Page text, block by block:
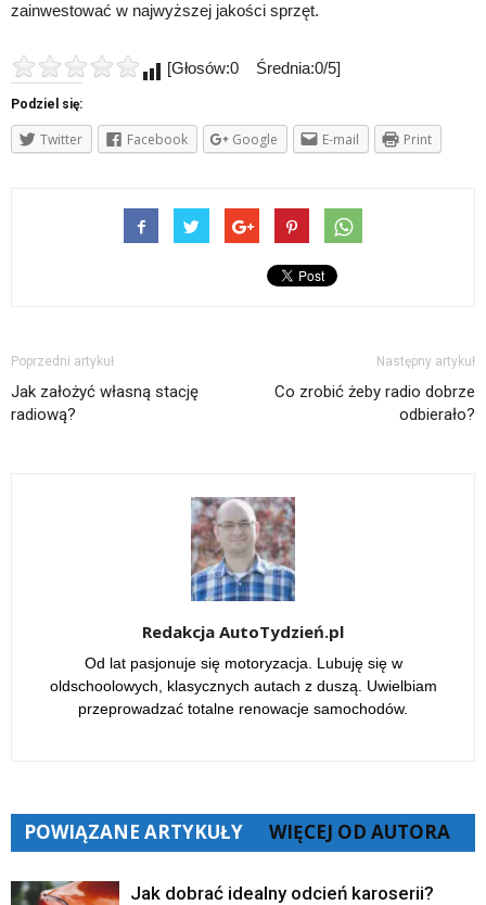
zainwestować w najwyższej jakości sprzęt.
[Głosów:0 Średnia:0/5]
Podziel się:
Twitter Facebook Google E-mail Print
Poprzedni artykuł
Jak założyć własną stację
radiową?
Następny artykuł
Co zrobić żeby radio dobrze
odbierało?
Redakcja AutoTydzień.pl
Od lat pasjonuje się motoryzacja. Lubuję się w
oldschoolowych, klasycznych autach z duszą. Uwielbiam
przeprowadzać totalne renowacje samochodów.
POWIĄZANE ARTYKUŁY WIĘCEJ OD AUTORA
Jak dobrać idealny odcień karoserii?